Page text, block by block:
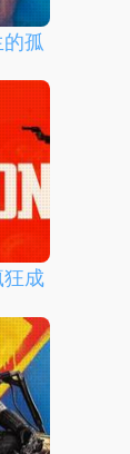
孤
狂成